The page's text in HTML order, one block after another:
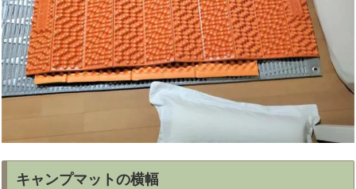
キャンプマットの横幅